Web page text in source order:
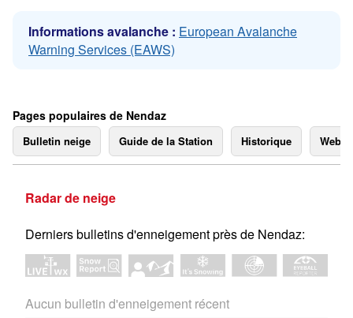
Informations avalanche : European Avalanche
Warning Services (EAWS)
Pages populaires de Nendaz
Bulletin neige Guide de la Station Historique
Radar de neige
Derniers bulletins d'enneigement près de Nendaz:
Aucun bulletin d'enneigement récent